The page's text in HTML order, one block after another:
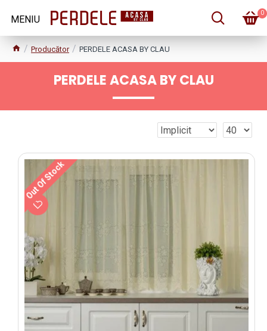
0
Producător PERDELE ACASA BY CLAU
PERDELE ACASA BY CLAU
Out Of Stock